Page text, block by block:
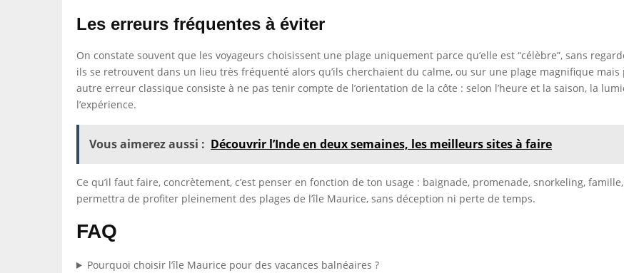
Les erreurs fréquentes à éviter
On constate souvent que les voyageurs choisissent une plage uniquement parce qu’elle est “célèbre”, sans
ils se retrouvent dans un lieu très fréquenté alors qu’ils cherchaient du calme, ou sur une plage magnifique
autre erreur classique consiste à ne pas tenir compte de l’orientation de la côte : selon l’heure et la saison, la
l’expérience.
Vous aimerez aussi : Découvrir l’Inde en deux semaines, les meilleurs sites à faire
Ce qu’il faut faire, concrètement, c’est penser en fonction de ton usage : baignade, promenade, snorkeling,
permettra de profiter pleinement des plages de l’île Maurice, sans déception ni perte de temps.
FAQ
Pourquoi choisir l’île Maurice pour des vacances balnéaires ?